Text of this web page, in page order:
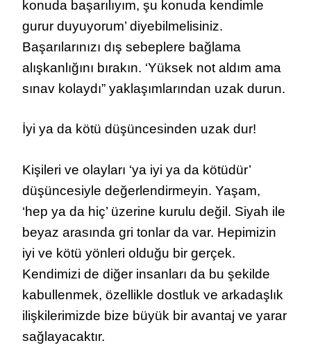
konuda başarılıyım, şu konuda kendimle
gurur duyuyorum’ diyebilmelisiniz.
Başarılarınızı dış sebeplere bağlama
alışkanlığını bırakın. ‘Yüksek not aldım ama
sınav kolaydı” yaklaşımlarından uzak durun.
İyi ya da kötü düşüncesinden uzak dur!
Kişileri ve olayları ‘ya iyi ya da kötüdür’
düşüncesiyle değerlendirmeyin. Yaşam,
‘hep ya da hiç’ üzerine kurulu değil. Siyah ile
beyaz arasında gri tonlar da var. Hepimizin
iyi ve kötü yönleri olduğu bir gerçek.
Kendimizi de diğer insanları da bu şekilde
kabullenmek, özellikle dostluk ve arkadaşlık
ilişkilerimizde bize büyük bir avantaj ve yarar
sağlayacaktır.